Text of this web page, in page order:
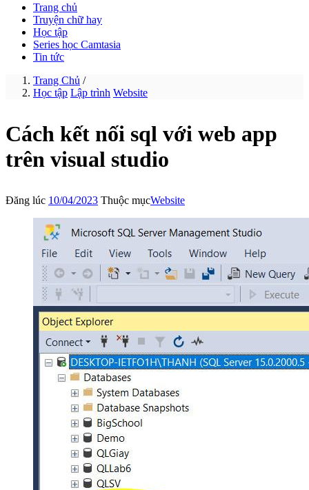
Trang chủ
Truyện chữ hay
Học tập
Series học Camtasia
Tin tức
Trang Chủ /
Học tập Lập trình Website
Cách kết nối sql với web app
trên visual studio
Đăng lúc 10/04/2023 Thuộc mụcWebsite